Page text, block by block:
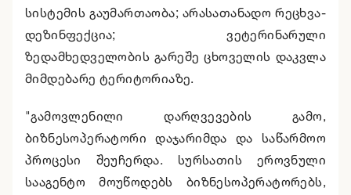
სისტემის გაუმართაობა; არასათანადო რეცხვა-
დეზინფექცია; ვეტერინარული
ზედამხედველობის გარეშე ცხოველის დაკვლა
მიმდებარე ტერიტორიაზე.
"გამოვლენილი დარღვევების გამო,
ბიზნესოპერატორი დაჯარიმდა და საწარმოო
პროცესი შეუჩერდა. სურსათის ეროვნული
სააგენტო მოუწოდებს ბიზნესოპერატორებს,